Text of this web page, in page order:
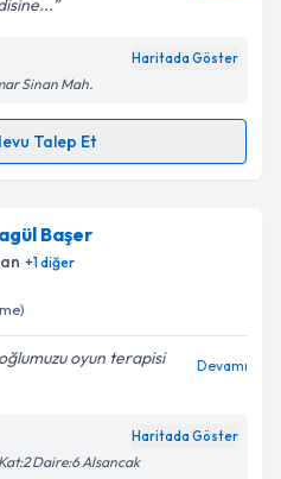
Haritada Göster
Sinan Mah.
Talep Et
Gündüziçin randevu takvimi
randevu almanız
e-posta ile
ilişkinAydınlatma
Başer
+1diğer
oyun terapisi
Devamı
Haritada Göster
Daire:6 Alsancak